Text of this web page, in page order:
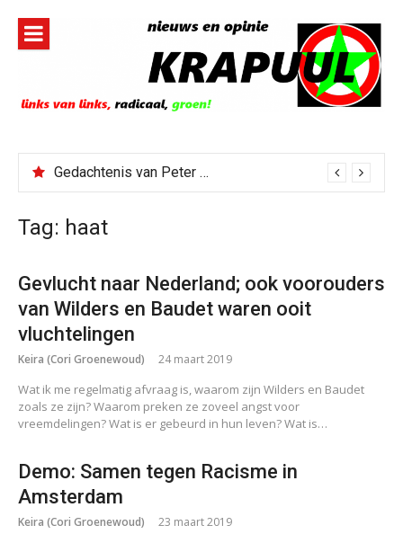
inhoud
Gedachtenis van Peter Faber
Tag: haat
Gevlucht naar Nederland; ook voorouders
van Wilders en Baudet waren ooit
vluchtelingen
Keira (Cori Groenewoud) 24 maart 2019
Wat ik me regelmatig afvraag is, waarom zijn Wilders en Baudet
zoals ze zijn? Waarom preken ze zoveel angst voor
vreemdelingen? Wat is er gebeurd in hun leven? Wat is…
Demo: Samen tegen Racisme in
Amsterdam
Keira (Cori Groenewoud) 23 maart 2019